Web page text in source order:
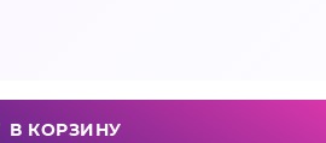
В КОРЗИНУ